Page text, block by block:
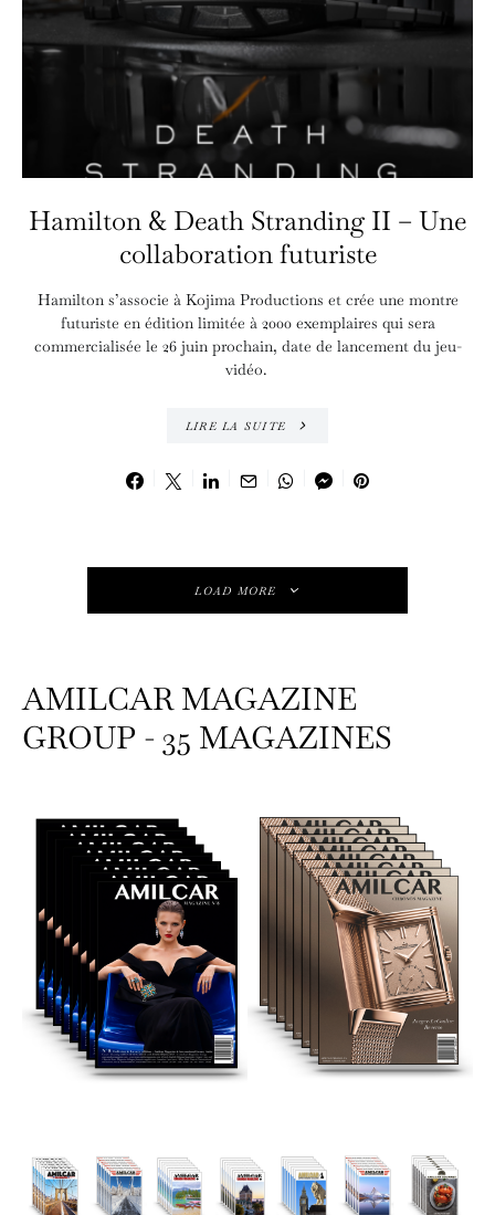
Hamilton & Death Stranding II – Une
collaboration futuriste
Hamilton s’associe à Kojima Productions et crée une montre
futuriste en édition limitée à 2000 exemplaires qui sera
commercialisée le 26 juin prochain, date de lancement du jeu-
vidéo.
LIRE LA SUITE
LOAD MORE
AMILCAR MAGAZINE
GROUP - 35 MAGAZINES